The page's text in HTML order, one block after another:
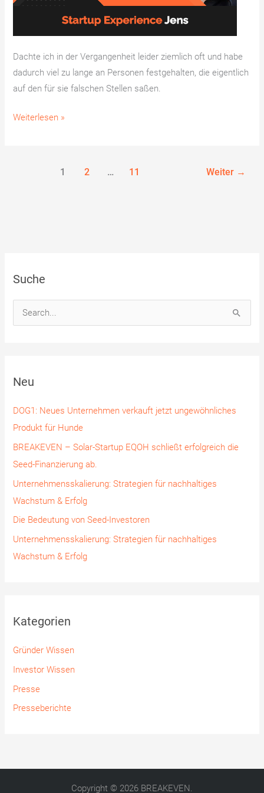
Dachte ich in der Vergangenheit leider ziemlich oft und habe
dadurch viel zu lange an Personen festgehalten, die eigentlich
auf den für sie falschen Stellen saßen.
Weiterlesen »
1 2 … 11 Weiter →
Suche
e
c
h
:
Neu
DOG1: Neues Unternehmen verkauft jetzt ungewöhnliches
Produkt für Hunde
BREAKEVEN – Solar-Startup EQOH schließt erfolgreich die
Seed-Finanzierung ab.
Unternehmensskalierung: Strategien für nachhaltiges
Wachstum & Erfolg
Die Bedeutung von Seed-Investoren
Unternehmensskalierung: Strategien für nachhaltiges
Wachstum & Erfolg
Kategorien
Gründer Wissen
Investor Wissen
Presse
Presseberichte
Copyright © 2026 BREAKEVEN.